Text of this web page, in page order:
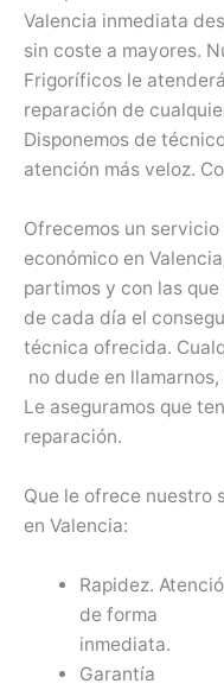
Valencia inmediata
sin coste a mayores.
Frigoríficos le
reparación de
Disponemos de
atención más veloz.
Ofrecemos un
económico en
partimos y con las
de cada día el
técnica ofrecida.
no dude en
Le aseguramos que
reparación.
Que le ofrece nuestro
en Valencia:
Rapidez.
de forma
inmediata.
Garantía